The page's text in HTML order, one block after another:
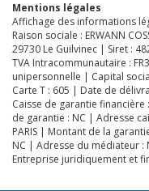
Mentions légales
Affichage des informations
Raison sociale : ERWANN
29730 Le Guilvinec | Siret :
TVA Intracommunautaire :
unipersonnelle | Capital
Carte T : 605 | Date de
Caisse de garantie financière
de garantie : NC | Adresse
PARIS | Montant de la
NC | Adresse du médiateur :
Entreprise juridiquement et